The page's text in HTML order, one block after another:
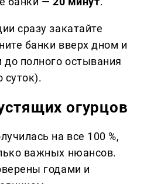
сразу закатайте
банки вверх дном и
до полного остывания
суток).
огурцов
на все 100 %,
важных нюансов.
годами и